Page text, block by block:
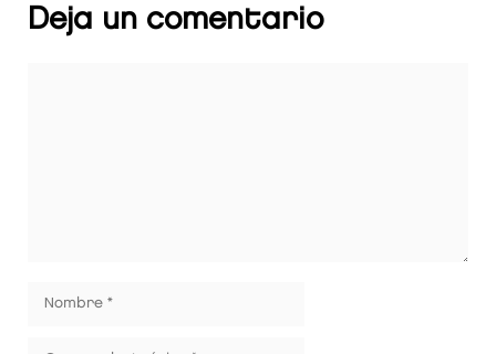
Deja un comentario